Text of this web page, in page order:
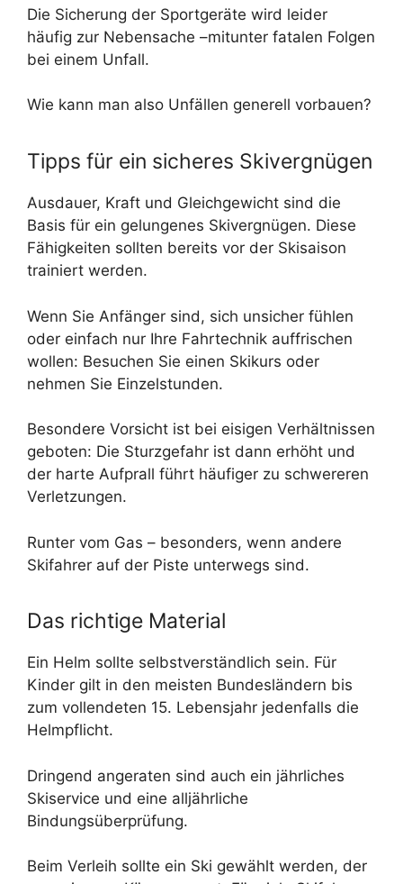
Die Sicherung der Sportgeräte wird leider
häufig zur Nebensache –mitunter fatalen Folgen
bei einem Unfall.
Wie kann man also Unfällen generell vorbauen?
Tipps für ein sicheres Skivergnügen
Ausdauer, Kraft und Gleichgewicht sind die
Basis für ein gelungenes Skivergnügen. Diese
Fähigkeiten sollten bereits vor der Skisaison
trainiert werden.
Wenn Sie Anfänger sind, sich unsicher fühlen
oder einfach nur Ihre Fahrtechnik auffrischen
wollen: Besuchen Sie einen Skikurs oder
nehmen Sie Einzelstunden.
Besondere Vorsicht ist bei eisigen Verhältnissen
geboten: Die Sturzgefahr ist dann erhöht und
der harte Aufprall führt häufiger zu schwereren
Verletzungen.
Runter vom Gas – besonders, wenn andere
Skifahrer auf der Piste unterwegs sind.
Das richtige Material
Ein Helm sollte selbstverständlich sein. Für
Kinder gilt in den meisten Bundesländern bis
zum vollendeten 15. Lebensjahr jedenfalls die
Helmpflicht.
Dringend angeraten sind auch ein jährliches
Skiservice und eine alljährliche
Bindungsüberprüfung.
Beim Verleih sollte ein Ski gewählt werden, der